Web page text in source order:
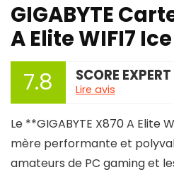
GIGABYTE
A Elite WIFI7 Ice
7.8 SCORE EXPERT
Lire avis
Le **GIGABYTE X870 A Elite
mère performante et
amateurs de PC gaming et